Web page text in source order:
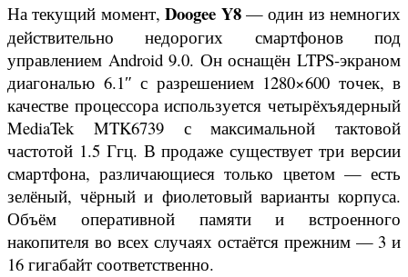
На текущий момент, Doogee Y8— один из немногих
действительно недорогих смартфонов под
управлением Android 9.0. Он оснащён LTPS-экраном
диагональю 6.1″ с разрешением 1280×600 точек, в
качестве процессора используется четырёхъядерный
MediaTek MTK6739 с максимальной тактовой
частотой 1.5 Ггц. В продаже существует три версии
смартфона, различающиеся только цветом — есть
зелёный, чёрный и фиолетовый варианты корпуса.
Объём оперативной памяти и встроенного
накопителя во всех случаях остаётся прежним — 3 и
16 гигабайт соответственно.